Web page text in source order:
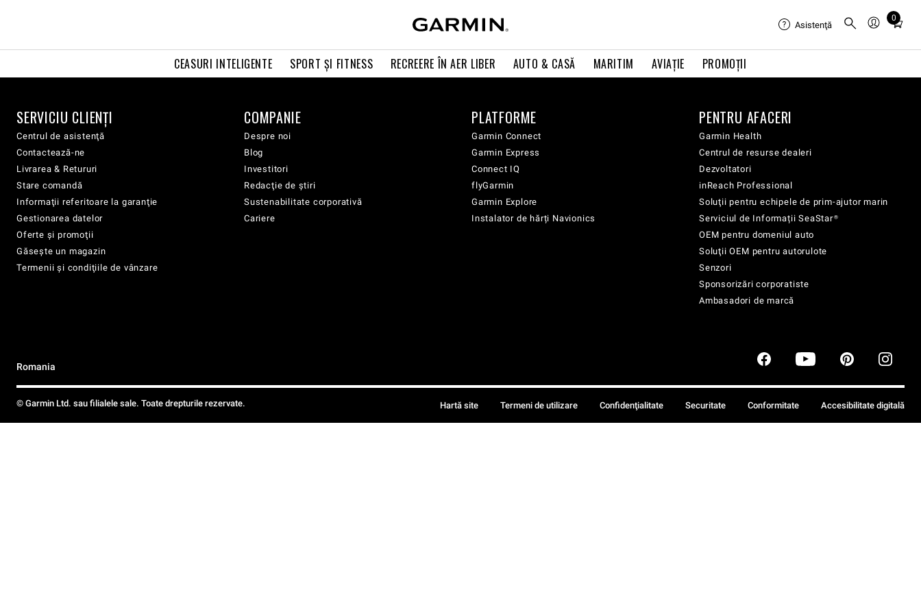
CEASURI INTELIGENTE SPORT ŞI FITNESS RECREERE ÎN AER LIBER AUTO & CASĂ MARITIM AVIAŢIE PROMOȚII
Asistenţă
0
Total
cart:
SERVICIU CLIENŢI
Centrul de asistenţă
Contactează-ne
Livrarea & Retururi
Stare comandă
Informaţii referitoare la garanţie
Gestionarea datelor
Oferte şi promoţii
Găsește un magazin
Termenii şi condiţiile de vânzare
COMPANIE
Despre noi
Blog
Investitori
Redacţie de ştiri
Sustenabilitate corporativă
Cariere
PLATFORME
Garmin Connect
Garmin Express
Connect IQ
flyGarmin
Garmin Explore
Instalator de hărți Navionics
PENTRU AFACERI
Garmin Health
Centrul de resurse dealeri
Dezvoltatori
inReach Professional
Soluţii pentru echipele de prim-ajutor marin
Serviciul de Informații SeaStar®
OEM pentru domeniul auto
Soluţii OEM pentru autorulote
Senzori
Sponsorizări corporatiste
Ambasadori de marcă
Romania
© Garmin Ltd. sau filialele sale. Toate drepturile rezervate. Hartă site Termeni de utilizare Confidenţialitate Securitate Conformitate Accesibilitate digitală